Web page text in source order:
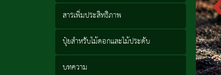
สารเพิ่มประสิทธิภาพ
ปุ๋ยสำหรับไม้ดอกและไม้ประดับ
บทความ